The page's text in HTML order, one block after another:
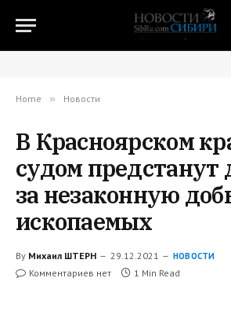
Home » Новости
В Красноярском
судом предстанут
за незаконную
ископаемых
By Михаил ШТЕРН 29.12.2021 НОВОСТИ
Комментариев нет 1 Min Read